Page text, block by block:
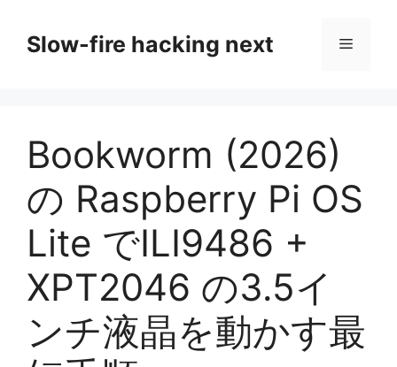
Slow-fire hacking next メ
ー
Bookworm (2026)
の Raspberry Pi OS
Lite でILI9486 +
XPT2046 の3.5イ
ンチ液晶を動かす最